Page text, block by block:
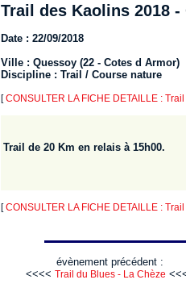
Trail des Kaolins 2018 -
Date : 22/09/2018
Ville : Quessoy (22 - Cotes d Armor)
Discipline : Trail / Course nature
[CONSULTER LA FICHE DETAILLE :
Trail de 20 Km en relais à 15h00.
[CONSULTER LA FICHE DETAILLE :
évènement précédent :
<<<< Trail du Blues - La Chèze